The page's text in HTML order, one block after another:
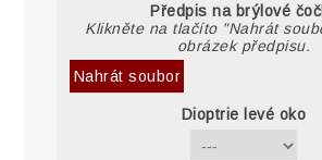
Předpis na brýlové
Klikněte na tlačíto "Nahrát
obrázek předpisu.
Nahrát soubor
Dioptrie levé oko